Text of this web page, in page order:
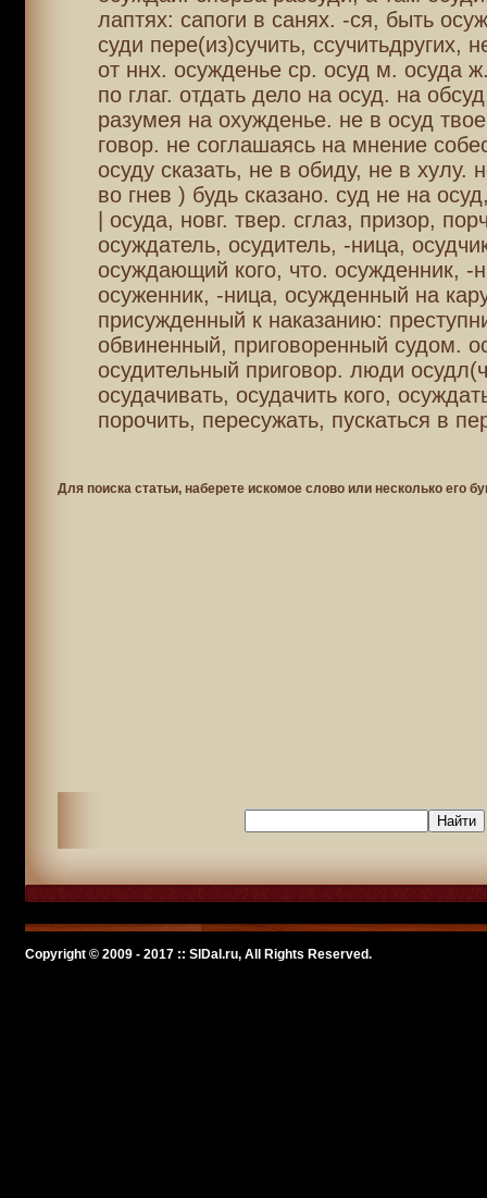
лаптях: сапоги в санях. -ся, быть
суди пере(из)сучить, ссучитьдругих,
от ннх. осужденье ср. осуд м. осуда
по глаг. отдать дело на осуд. на
разумея на охужденье. не в осуд
говор. не соглашаясь на мнение
осуду сказать, не в обиду, не в хулу.
во гнев ) будь сказано. суд не на
| осуда, новг. твер. сглаз, призор,
осуждатель, осудитель, -ница,
осуждающий кого, что. осужденник, -
осуженник, -ница, осужденный на
присужденный к наказанию:
обвиненный, приговоренный судом.
осудительный приговор. люди
осудачивать, осудачить кого,
порочить, пересужать, пускаться в
Для поиска статьи, наберете искомое слово или несколько его
Copyright © 2009 - 2017 :: SlDal.ru, All Rights Reserved.